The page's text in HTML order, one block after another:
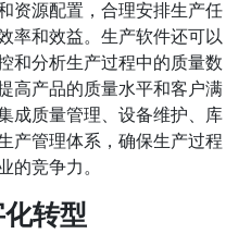
资源配置，合理安排生产任
率和效益。生产软件还可以
和分析生产过程中的质量数
高产品的质量水平和客户满
成质量管理、设备维护、库
产管理体系，确保生产过程
的竞争力。
转型